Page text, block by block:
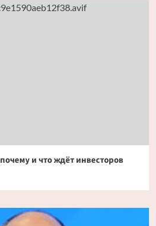
и что ждёт инвесторов